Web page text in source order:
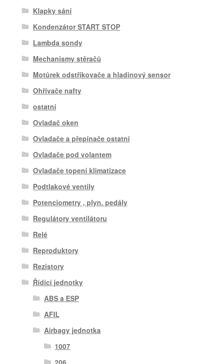
Klapky sání
Kondenzátor START STOP
Lambda sondy
Mechanismy stěračů
Motůrek odstřikovače a hladinový sensor
Ohřívače nafty
ostatní
Ovladač oken
Ovladače a přepínače ostatní
Ovladače pod volantem
Ovladače topení klimatizace
Podtlakové ventily
Potenciometry , plyn. pedály
Regulátory ventilátoru
Relé
Reproduktory
Rezistory
Řídící jednotky
ABS a ESP
AFIL
Airbagy jednotka
1007
206